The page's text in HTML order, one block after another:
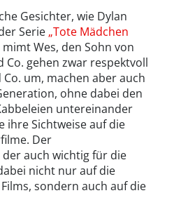
Gesichter, wie Dylan
Serie „Tote Mädchen
mimt Wes, den Sohn von
Co. gehen zwar respektvoll
um, machen aber auch
ohne dabei den
untereinander
ihre Sichtweise auf die
Der
auch wichtig für die
nicht nur auf die
sondern auch auf die